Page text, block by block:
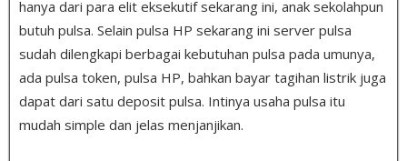
hanya dari para elit eksekutif sekarang ini, anak sekolahpun
butuh pulsa. Selain pulsa HP sekarang ini server pulsa
sudah dilengkapi berbagai kebutuhan pulsa pada umunya,
ada pulsa token, pulsa HP, bahkan bayar tagihan listrik juga
dapat dari satu deposit pulsa. Intinya usaha pulsa itu
mudah simple dan jelas menjanjikan.